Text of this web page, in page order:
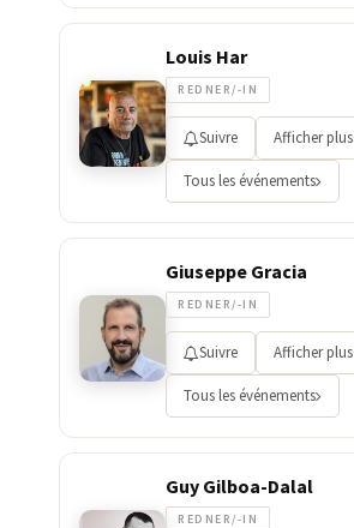
Louis Har
REDNER/-IN
Suivre Afficher plus
Tous les événements
Giuseppe Gracia
REDNER/-IN
Suivre Afficher plus
Tous les événements
Guy Gilboa-Dalal
REDNER/-IN